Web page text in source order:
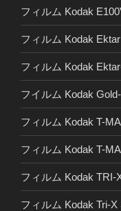
フィルム Kodak
フィルム Kodak
フィルム Kodak
フイルム Kodak
フィルム Kodak T-
フィルム Kodak T-
フィルム Kodak TRI-
フィルム Kodak Tri-X